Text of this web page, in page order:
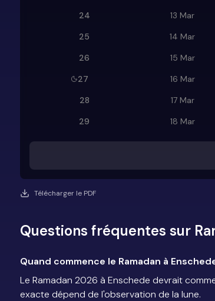
24
13 Mar
25
14 Mar
26
15 Mar
27
16 Mar
28
17 Mar
29
18 Mar
Télécharger le PDF
Questions fréquentes sur
Quand commence le Ramadan à
Le Ramadan 2026 à Enschede devrait
exacte dépend de l'observation de la lune.